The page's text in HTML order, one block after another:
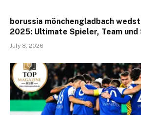
borussia mönchengladbach
2025: Ultimate Spieler, Team und
July 8, 2026